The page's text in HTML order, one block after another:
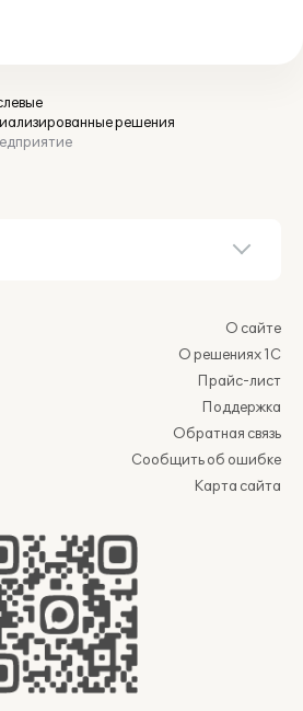
решения
О сайте
О решениях 1С
Прайс-лист
Поддержка
Обратная связь
Сообщить об ошибке
Карта сайта